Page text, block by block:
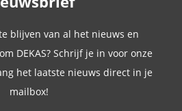
blijven van al het nieuws en
DEKAS? Schrijf je in voor onze
het laatste nieuws direct in je
mailbox!